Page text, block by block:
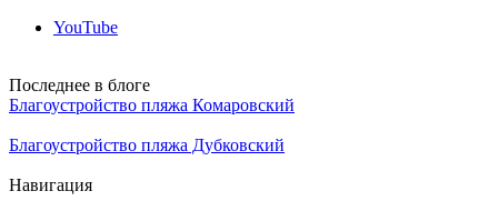
YouTube
Последнее в блоге
Благоустройство пляжа Комаровский
Благоустройство пляжа Дубковский
Навигация